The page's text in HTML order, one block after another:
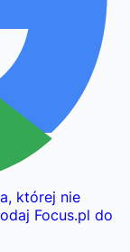
której nie
Focus.pl do